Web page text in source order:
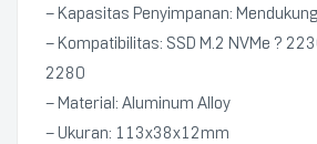
– Kapasitas Penyimpanan:
– Kompatibilitas: SSD M.2 NVMe ?
2280
– Material: Aluminum Alloy
– Ukuran: 113x38x12mm